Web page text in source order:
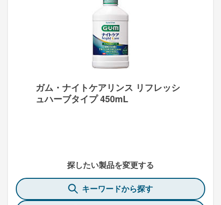
ガム・ナイトケアリンス リフレッシ
ュハーブタイプ 450mL
探したい製品を変更する
キーワードから探す